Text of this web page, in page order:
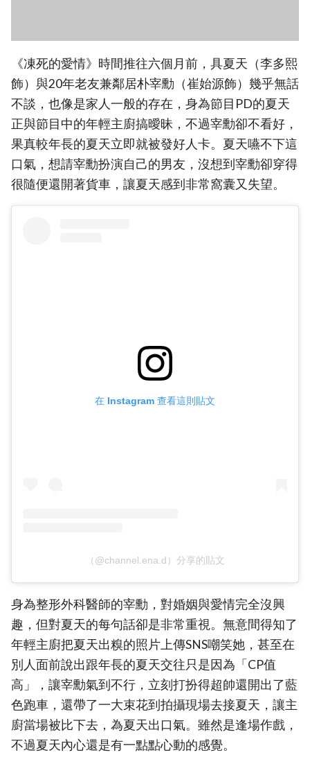
《凍死的愛情》時間推往六個月前，具夏天（李多熙
飾）與20年老友兼鄰居朴宰勳（崔始源飾）幾乎無話
不談，也像是家人一般的存在，身為節目PD的夏天
正與節目中的年輕主廚搞曖昧，不過宰勳卻不看好，
果真較年長的夏天立即就被發好人卡。夏天嚥不下這
口氣，想請宰勳扮演自己的男友，沒想到宰勳卻穿得
很隨便還開著貨車，讓夏天感到非常窩囊又失望。
在 Instagram 查看這則貼文
（@channel.ena.d）分享的貼文
身為整形外科醫師的宰勳，對婚姻與愛情完全沒興
趣，但對夏天的每句話卻是非常重視。無意間得知了
年輕主廚把夏天出糗的照片上傳SNS嘲笑她，甚至在
別人面前說出跟年長的夏天交往只是因為「CP值
高」，讓宰勳氣到不行，立刻打扮得超帥還開出了藍
色跑車，還帶了一大束花到拍攝現場去接夏天，讓主
廚當場被比下去，為夏天出口氣。雖然是逢場作戲，
不過夏天內心還是有一點點心動的感覺。